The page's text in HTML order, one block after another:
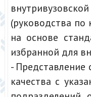
(руководства по
на основе
избранной для
-
качества с